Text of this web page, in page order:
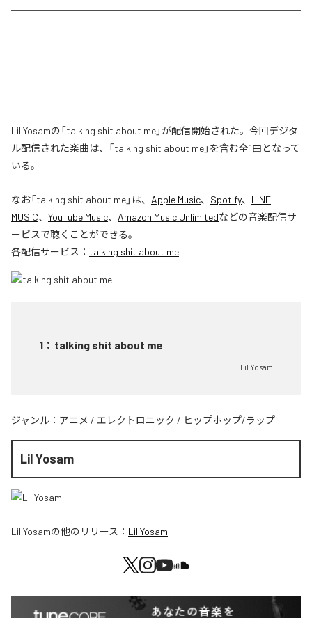
Lil Yosamの「talking shit about me」が配信開始された。今回デジタ
ル配信された楽曲は、「talking shit about me」を含む全1曲となって
いる。
なお「talking shit about me」は、 Apple Music、 Spotify、 LINE
MUSIC、 YouTube Music、 Amazon Music Unlimitedなどの音楽配信サ
ービスで聴くことができる。
各配信サービス： talking shit about me
1 ： talking shit about me
Lil Yosam
ジャンル： アニメ / エレクトロニック / ヒップホップ/ラップ
Lil Yosam
Lil Yosamの他のリリース： Lil Yosam